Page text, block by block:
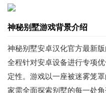
神秘别墅游戏背景介绍
神秘别墅安卓汉化官方最新
全程针对安卓设备进行专项
定性。游戏以一座被迷雾笼
家需全面探索别墅的每一处